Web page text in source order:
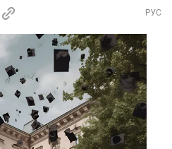
РУС